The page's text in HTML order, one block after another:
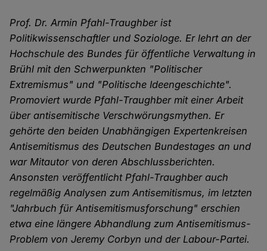
Prof. Dr. Armin Pfahl-Traughber ist
Politikwissenschaftler und Soziologe. Er lehrt an der
Hochschule des Bundes für öffentliche Verwaltung in
Brühl mit den Schwerpunkten "Politischer
Extremismus" und "Politische Ideengeschichte".
Promoviert wurde Pfahl-Traughber mit einer Arbeit
über antisemitische Verschwörungsmythen. Er
gehörte den beiden Unabhängigen Expertenkreisen
Antisemitismus des Deutschen Bundestages an und
war Mitautor von deren Abschlussberichten.
Ansonsten veröffentlicht Pfahl-Traughber auch
regelmäßig Analysen zum Antisemitismus, im letzten
"Jahrbuch für Antisemitismusforschung" erschien
etwa eine längere Abhandlung zum Antisemitismus-
Problem von Jeremy Corbyn und der Labour-Partei.